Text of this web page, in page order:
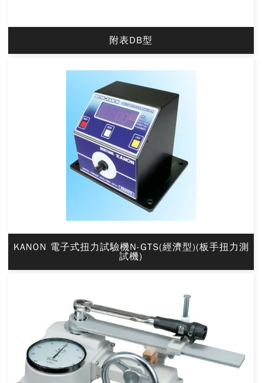
附表DB型
KANON 電子式扭力試驗機N-GTS(經濟型)(板手扭力測
試機)